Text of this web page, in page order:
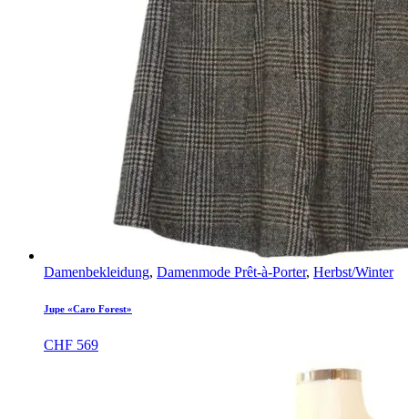
Damenbekleidung, Damenmode Prêt-à-Porter, Herbst/Winter
Jupe «Caro Forest»
CHF 569